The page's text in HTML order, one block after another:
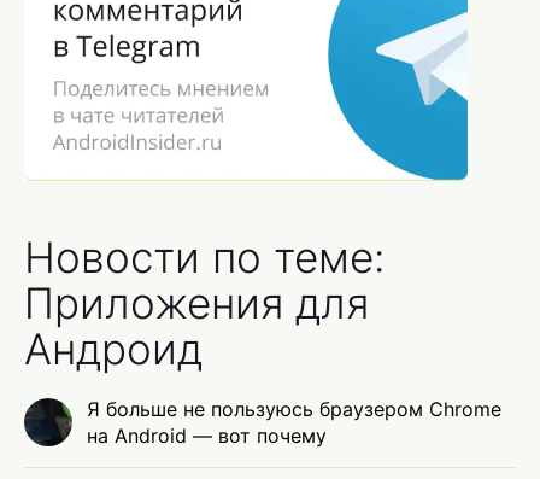
Новости по теме:
Приложения для
Андроид
Я больше не пользуюсь браузером Chrome
на Android — вот почему